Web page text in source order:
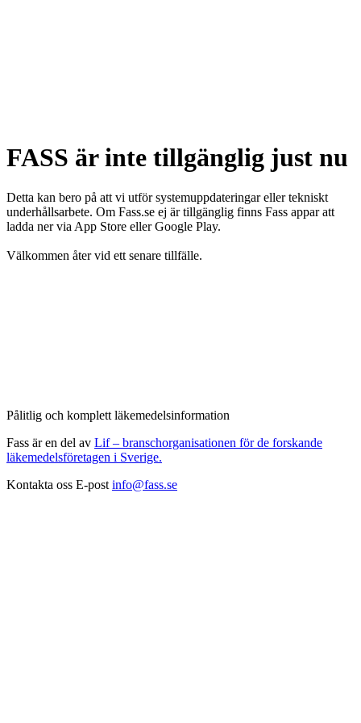
FASS är inte tillgänglig just nu
Detta kan bero på att vi utför systemuppdateringar eller tekniskt
underhållsarbete. Om Fass.se ej är tillgänglig finns Fass appar att
ladda ner via App Store eller Google Play.
Välkommen åter vid ett senare tillfälle.
Pålitlig och komplett läkemedelsinformation
Fass är en del av Lif – branschorganisationen för de forskande
läkemedelsföretagen i Sverige.
Kontakta oss E-post info@fass.se